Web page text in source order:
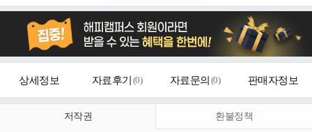
상세정보 자료후기 (0) 자료문의 (0) 판매자정보
저작권 환불정책